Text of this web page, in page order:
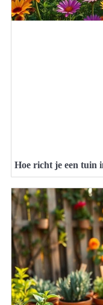
Hoe richt je een tuin